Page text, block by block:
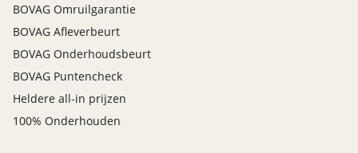
BOVAG Omruilgarantie
BOVAG Afleverbeurt
BOVAG Onderhoudsbeurt
BOVAG Puntencheck
Heldere all-in prijzen
100% Onderhouden